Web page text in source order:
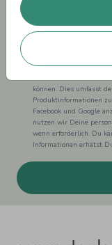
Einwilligung zur
können. Dies umfasst
Produktinformationen
Facebook und Google
nutzen wir Deine
wenn erforderlich. Du
Informationen erhätst